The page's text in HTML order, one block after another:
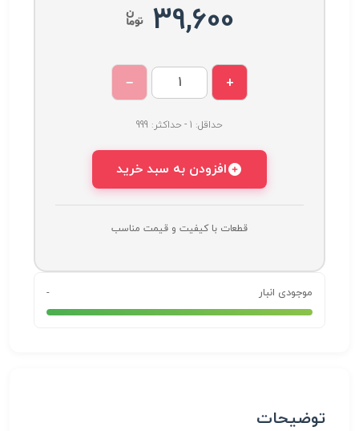
39,600
+
−
حداقل: 1 - حداکثر: 999
افزودن به سبد خرید
قطعات با کیفیت و قیمت مناسب
موجودی انبار -
توضیحات